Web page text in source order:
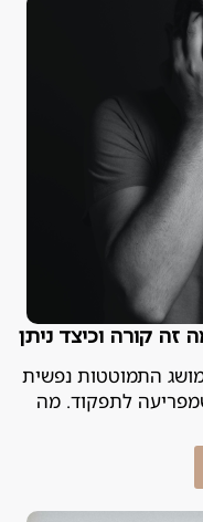
קורה וכיצד ניתן
התמוטטות נפשית
לתפקוד. מה